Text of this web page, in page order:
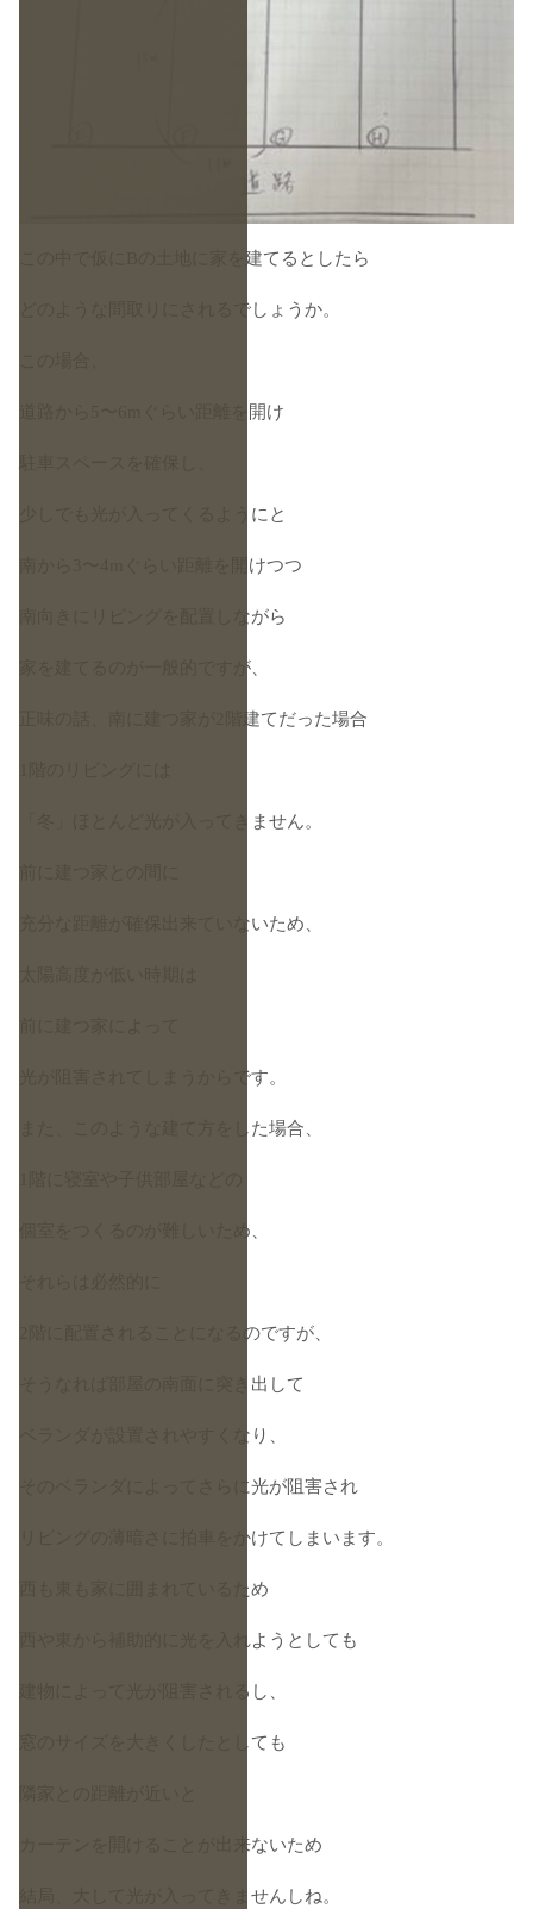
この中で仮にBの土地に家を建てるとしたら
どのような間取りにされるでしょうか。
道路から5〜6mぐらい距離を開け
少しでも光が入ってくるようにと
南から3〜4mぐらい距離を開けつつ
南向きにリビングを配置しながら
家を建てるのが一般的ですが、
正味の話、南に建つ家が2階建てだった場合
「冬」ほとんど光が入ってきません。
充分な距離が確保出来ていないため、
光が阻害されてしまうからです。
また、このような建て方をした場合、
個室をつくるのが難しいため、
2階に配置されることになるのですが、
そうなれば部屋の南面に突き出して
ベランダが設置されやすくなり、
そのベランダによってさらに光が阻害され
リビングの薄暗さに拍車をかけてしまいます。
西も東も家に囲まれているため
西や東から補助的に光を入れようとしても
建物によって光が阻害されるし、
窓のサイズを大きくしたとしても
カーテンを開けることが出来ないため
結局、大して光が入ってきませんしね。